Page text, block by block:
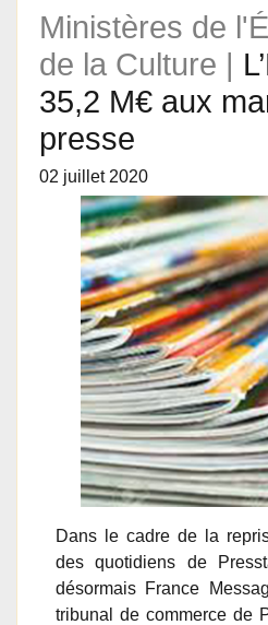
Ministères de
de la Culture |
35,2 M€ aux
presse
02 juillet 2020
Dans le cadre de la
des quotidiens de
désormais France
tribunal de commerce de